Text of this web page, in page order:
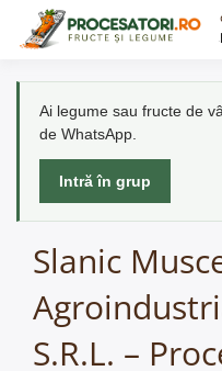
Ai legume sau fructe de
de WhatsApp.
Intră în grup
Slanic
S.R.L. –